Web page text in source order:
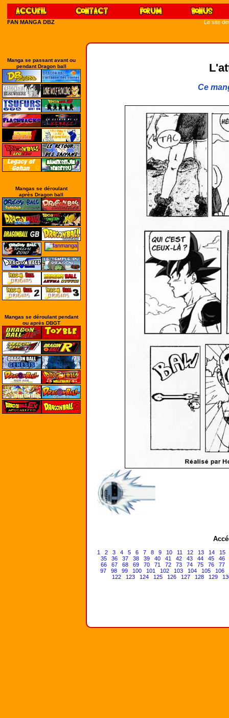
FAN MANGA DBZ Le site
Manga se passant avant ou
pendant Dragon ball
Mangas se déroulant
après Dragon ball
Mangas se déroulant pendant
ou après DBGT
Ce
1 2 3 4 5 6 7 8 9 10 11 12 13 14
15
35
36 37 38 39 40 41 42 43 44 45
46
66
67 68 69 70 71 72 73 74 75 76
77
97
98 99 100 101 102 103 104 105
106
122
123 124 125 126 127 128 129